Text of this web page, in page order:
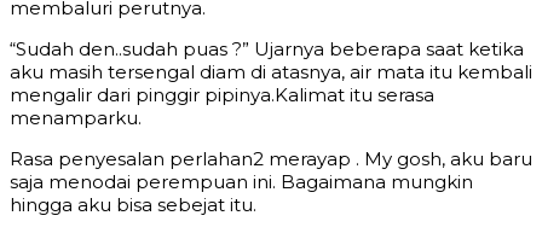
membaluri perutnya.
“Sudah den..sudah puas ?” Ujarnya beberapa saat ketika
aku masih tersengal diam di atasnya, air mata itu kembali
mengalir dari pinggir pipinya.Kalimat itu serasa
menamparku.
Rasa penyesalan perlahan2 merayap . My gosh, aku baru
saja menodai perempuan ini. Bagaimana mungkin
hingga aku bisa sebejat itu.